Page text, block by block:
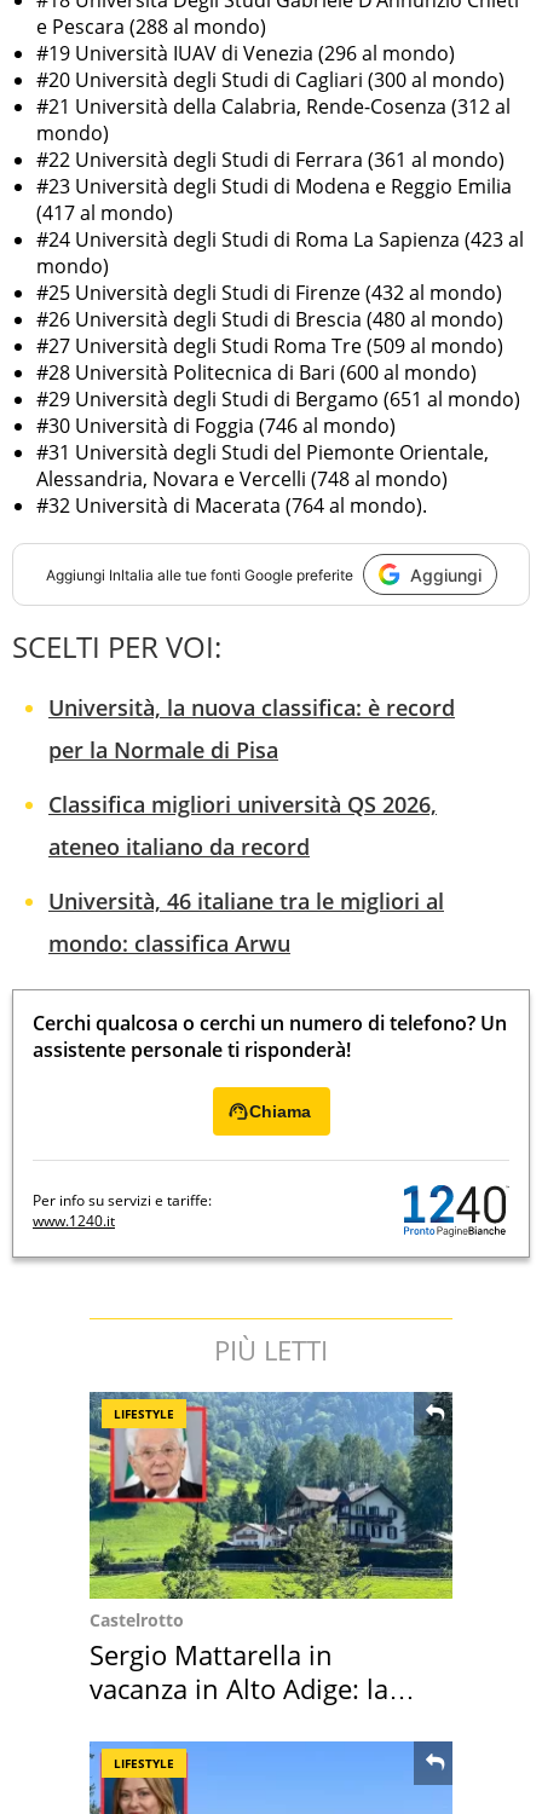
e Pescara (288 al mondo)
#19 Università IUAV di Venezia (296 al mondo)
#20 Università degli Studi di Cagliari (300 al mondo)
#21 Università della Calabria, Rende-Cosenza (312 al
mondo)
#22 Università degli Studi di Ferrara (361 al mondo)
#23 Università degli Studi di Modena e Reggio Emilia
(417 al mondo)
#24 Università degli Studi di Roma La Sapienza (423 al
mondo)
#25 Università degli Studi di Firenze (432 al mondo)
#26 Università degli Studi di Brescia (480 al mondo)
#27 Università degli Studi Roma Tre (509 al mondo)
#28 Università Politecnica di Bari (600 al mondo)
#29 Università degli Studi di Bergamo (651 al mondo)
#30 Università di Foggia (746 al mondo)
#31 Università degli Studi del Piemonte Orientale,
Alessandria, Novara e Vercelli (748 al mondo)
#32 Università di Macerata (764 al mondo).
Aggiungi InItalia alle tue fonti Google preferite Aggiungi
SCELTI PER VOI:
Università, la nuova classifica: è record
per la Normale di Pisa
Classifica migliori università QS 2026,
ateneo italiano da record
Università, 46 italiane tra le migliori al
mondo: classifica Arwu
Cerchi qualcosa o cerchi un numero di telefono? Un
assistente personale ti risponderà!
Chiama
Per info su servizi e tariffe:
www.1240.it
PIÙ LETTI
LIFESTYLE
Castelrotto
Sergio Mattarella in
vacanza in Alto Adige: la
LIFESTYLE